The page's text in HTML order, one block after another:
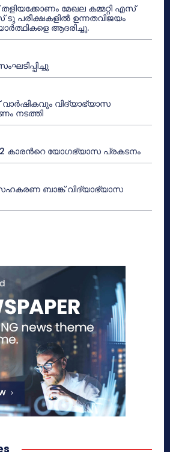
മേഖല കമ്മറ്റി എസ്
ഉന്നതവിജയം
ആദരിച്ചു.
വിദ്യാഭ്യാസ
നടത്തി
കാരൻറെ യോഗഭ്യാസ പ്രകടനം
ബാങ്ക് വിദ്യാഭ്യാസ